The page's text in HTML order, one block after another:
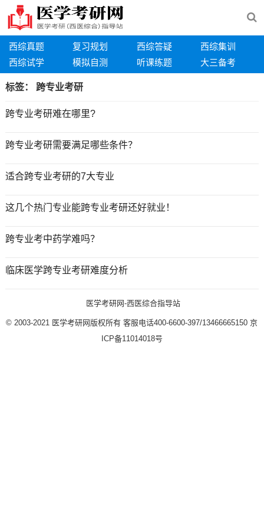
西综真题 复习规划 西综答疑
西综集训
西综试学
模拟自测 听课练题 大三备考
标签： 跨专业考研
跨专业考研难在哪里?
跨专业考研需要满足哪些条件？
适合跨专业考研的7大专业
这几个热门专业能跨专业考研还好就业！
跨专业考中药学难吗？
临床医学跨专业考研难度分析
医学考研网-西医综合指导站
© 2003-2021 医学考研网版权所有 客服电话400-6600-397/13466665150 京
ICP备11014018号